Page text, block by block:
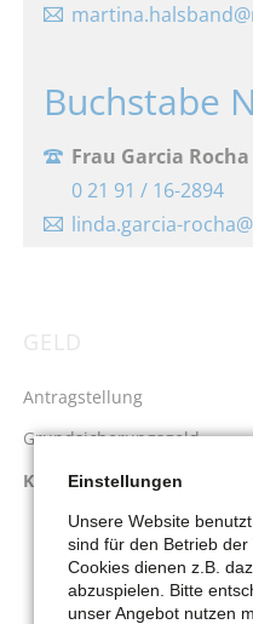
Buchstabe
Frau Garcia Rocha
0 21 91 / 16-2894
linda.garcia-
Navigation
GELD
Antragstellung
Grundsicherungsgeld
Kosten der Unterkunft
Neben- und
Stromkosten -
Mietschulden
Einstellungen
Unsere Website
sind für den Betrieb
Cookies dienen z.B.
abzuspielen. Bitte
unser Angebot nutzen